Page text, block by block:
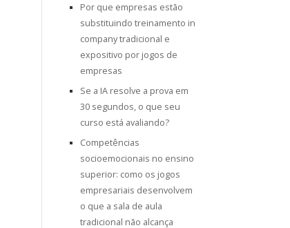
Por que empresas estão
substituindo treinamento in
company tradicional e
expositivo por jogos de
empresas
Se a IA resolve a prova em
30 segundos, o que seu
curso está avaliando?
Competências
socioemocionais no ensino
superior: como os jogos
empresariais desenvolvem
o que a sala de aula
tradicional não alcança